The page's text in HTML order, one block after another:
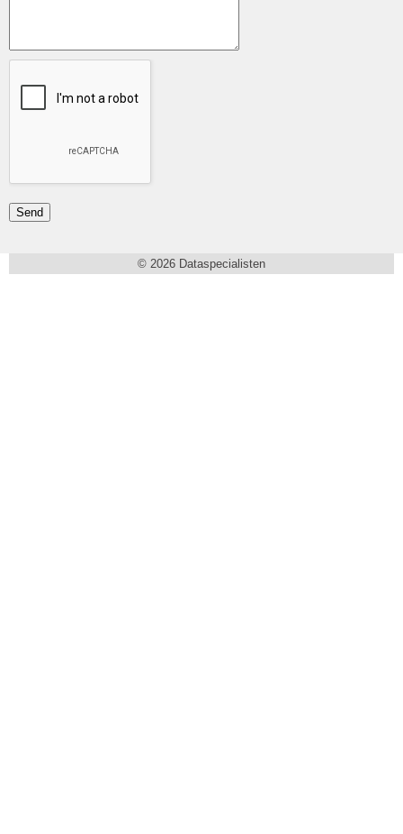
© 2026 Dataspecialisten